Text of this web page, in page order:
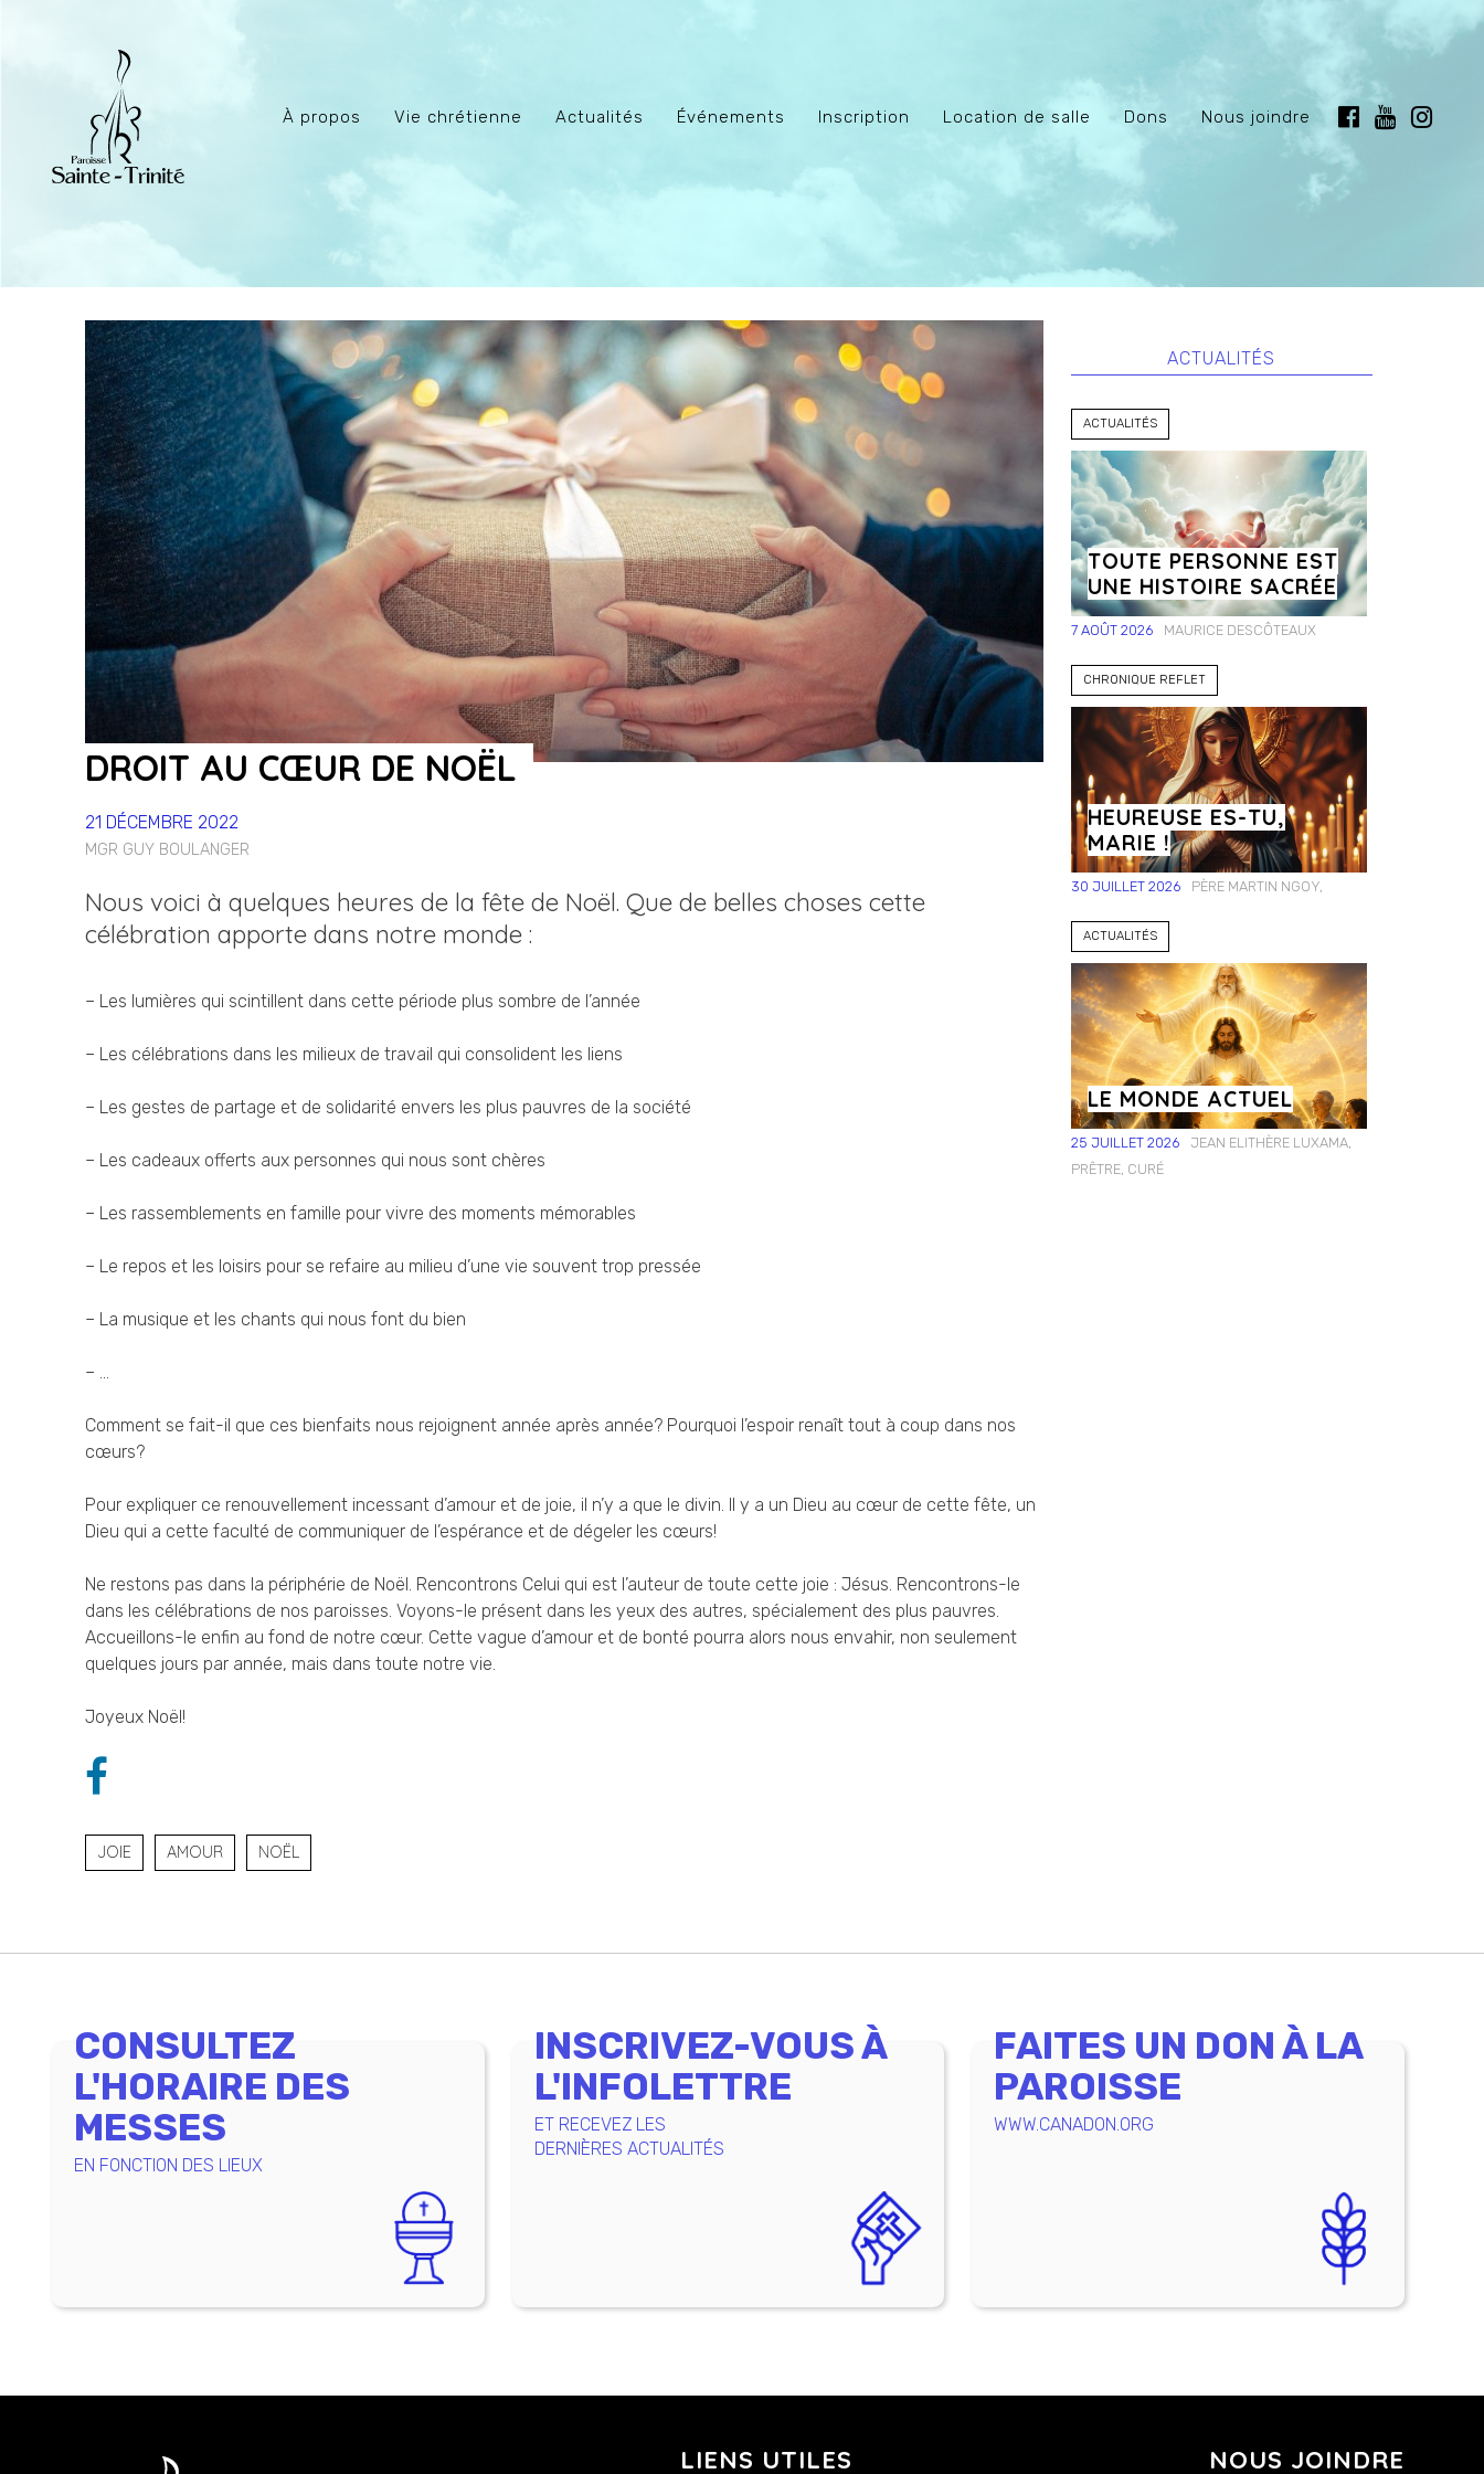
À propos Vie chrétienne Actualités Événements Inscription Location de salle Dons Nous joindre
DROIT AU CŒUR DE NOËL
21 DÉCEMBRE 2022
MGR GUY BOULANGER
Nous voici à quelques heures de la fête de Noël. Que de belles choses cette
célébration apporte dans notre monde :
– Les lumières qui scintillent dans cette période plus sombre de l’année
– Les célébrations dans les milieux de travail qui consolident les liens
– Les gestes de partage et de solidarité envers les plus pauvres de la société
– Les cadeaux offerts aux personnes qui nous sont chères
– Les rassemblements en famille pour vivre des moments mémorables
– Le repos et les loisirs pour se refaire au milieu d’une vie souvent trop pressée
– La musique et les chants qui nous font du bien
– …
Comment se fait-il que ces bienfaits nous rejoignent année après année? Pourquoi l’espoir renaît tout à coup dans nos
cœurs?
Pour expliquer ce renouvellement incessant d’amour et de joie, il n’y a que le divin. Il y a un Dieu au cœur de cette fête, un
Dieu qui a cette faculté de communiquer de l’espérance et de dégeler les cœurs!
Ne restons pas dans la périphérie de Noël. Rencontrons Celui qui est l’auteur de toute cette joie : Jésus. Rencontrons-le
dans les célébrations de nos paroisses. Voyons-le présent dans les yeux des autres, spécialement des plus pauvres.
Accueillons-le enfin au fond de notre cœur. Cette vague d’amour et de bonté pourra alors nous envahir, non seulement
quelques jours par année, mais dans toute notre vie.
Joyeux Noël!
JOIE AMOUR NOËL
ACTUALITÉS
ACTUALITÉS
TOUTE PERSONNE EST
UNE HISTOIRE SACRÉE
7 AOÛT 2026 MAURICE DESCÔTEAUX
CHRONIQUE REFLET
HEUREUSE ES-TU,
MARIE !
30 JUILLET 2026 PÈRE MARTIN NGOY,
ACTUALITÉS
LE MONDE ACTUEL
25 JUILLET 2026
JEAN ELITHÈRE LUXAMA,
PRÊTRE, CURÉ
CONSULTEZ
L'HORAIRE DES
MESSES
EN FONCTION DES LIEUX
INSCRIVEZ-VOUS À
L'INFOLETTRE
ET RECEVEZ LES
DERNIÈRES ACTUALITÉS
FAITES UN DON À LA
PAROISSE
WWW.CANADON.ORG
LIENS UTILES NOUS JOINDRE